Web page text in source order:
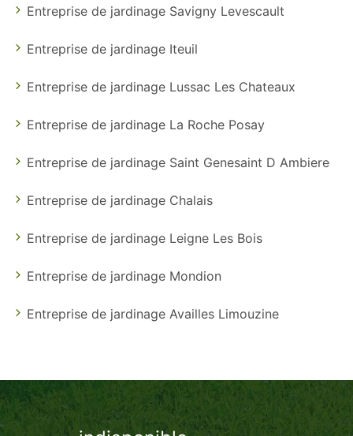
Entreprise de jardinage Savigny Levescault
Entreprise de jardinage Iteuil
Entreprise de jardinage Lussac Les Chateaux
Entreprise de jardinage La Roche Posay
Entreprise de jardinage Saint Genesaint D Ambiere
Entreprise de jardinage Chalais
Entreprise de jardinage Leigne Les Bois
Entreprise de jardinage Mondion
Entreprise de jardinage Availles Limouzine